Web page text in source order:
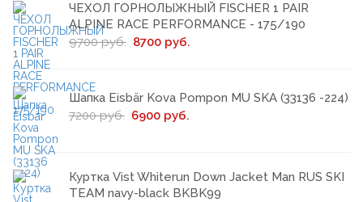
ЧЕХОЛ ГОРНОЛЫЖНЫЙ FISCHER 1 PAIR
ALPINE RACE PERFORMANCE - 175/190
9700 руб. 8700 руб.
Шапка Eisbär Kova Pompon MU SKA (33136 -224)
7200 руб. 6900 руб.
Куртка Vist Whiterun Down Jacket Man RUS SKI
TEAM navy-black BKBK99